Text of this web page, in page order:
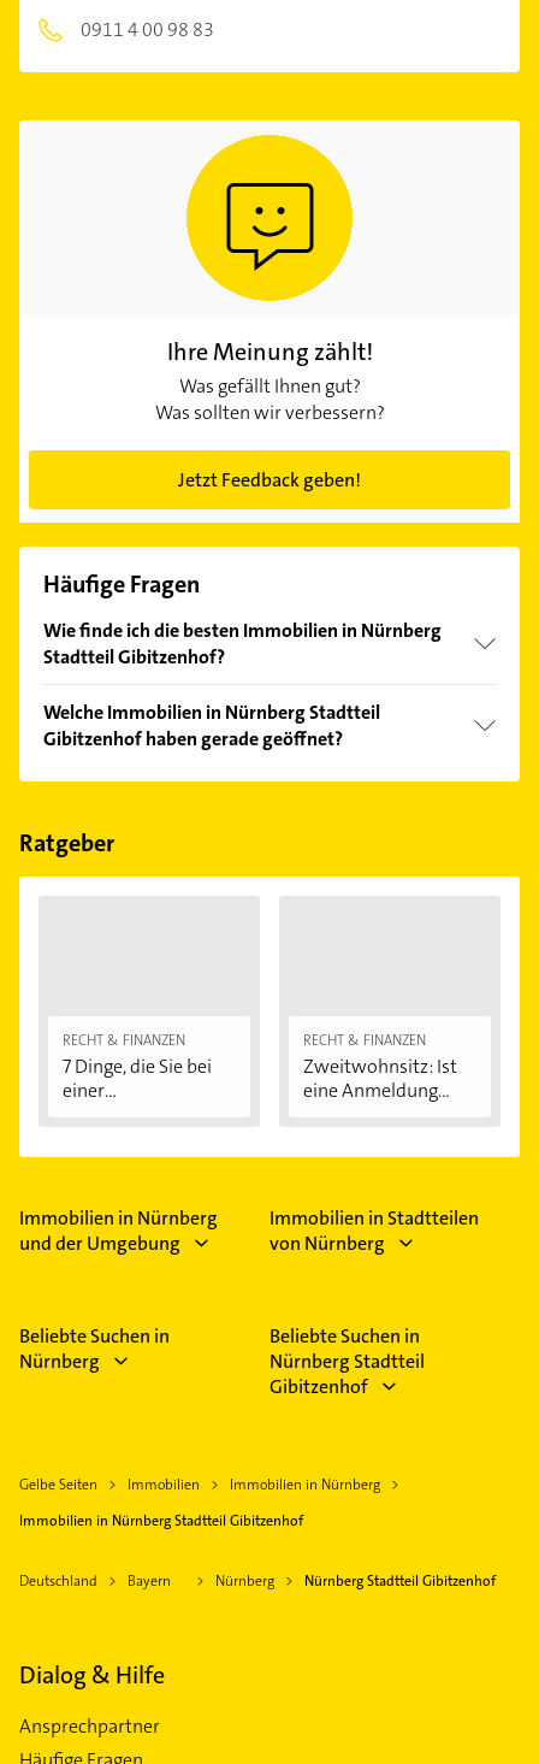
0911 4 00 98 83
Ihre Meinung zählt!
Was gefällt Ihnen gut?
Was sollten wir verbessern?
Jetzt Feedback geben!
Häufige Fragen
Wie finde ich die besten Immobilien in Nürnberg
Stadtteil Gibitzenhof?
Kundenmeinungen und profitieren Sie von den
Empfehlungen. Die Suchergebnisse können Sie sich
einfach nachBewertungensortiert anzeigen lassen.
Welche Immobilien in Nürnberg Stadtteil
Gibitzenhof haben gerade geöffnet?
Im Anbieter-Bereich finden Sie alleÖffnungszeiten.
Feiertagen abweichen können.
Ratgeber
RECHT & FINANZEN
7 Dinge, die Sie bei
einer
RECHT & FINANZEN
Zweitwohnsitz: Ist
eine Anmeldung...
Immobilien in Nürnberg
und der Umgebung
Immobilien in Stadtteilen
von Nürnberg
Beliebte Suchen in
Nürnberg
Beliebte Suchen in
Nürnberg Stadtteil
Gibitzenhof
Gelbe Seiten Immobilien
Immobilien in Nürnberg
Immobilien in Nürnberg Stadtteil Gibitzenhof
Deutschland Bayern Nürnberg Nürnberg Stadtteil Gibitzenhof
Dialog & Hilfe
Ansprechpartner